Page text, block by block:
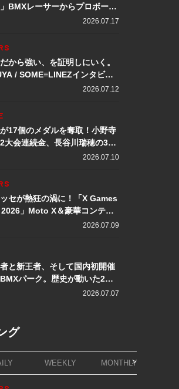
BMXレーサーからプロボート
ーへ転身。上田龍星が体現する
2026.07.17
から強い、を証明しにいく。
/ SOME≡LINEZインタビュ
2026.07.12
17個のメダルを奪取！小野寺
大会連続金、長谷川瑞穂の3メ
得など数々の快挙をプレイバッ
2026.07.10
セが熱狂の渦に！「X Games
」Moto X＆豪華コンテン
2026.07.09
と新王者、そして国内初開催
パーク。歴史が動いた2日
2026.07.07
グ
WEEKLY MONTHLY